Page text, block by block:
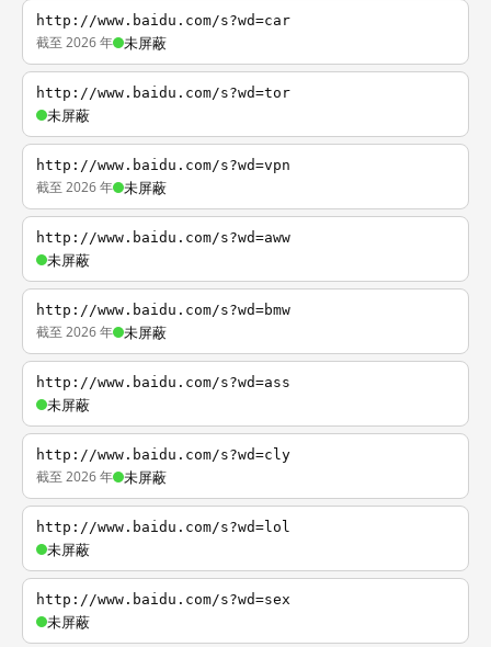
http://www.baidu.com/s?wd=car
截至 2026 年 未屏蔽
http://www.baidu.com/s?wd=tor
未屏蔽
http://www.baidu.com/s?wd=vpn
截至 2026 年 未屏蔽
http://www.baidu.com/s?wd=aww
未屏蔽
http://www.baidu.com/s?wd=bmw
截至 2026 年 未屏蔽
http://www.baidu.com/s?wd=ass
未屏蔽
http://www.baidu.com/s?wd=cly
截至 2026 年 未屏蔽
http://www.baidu.com/s?wd=lol
未屏蔽
http://www.baidu.com/s?wd=sex
未屏蔽